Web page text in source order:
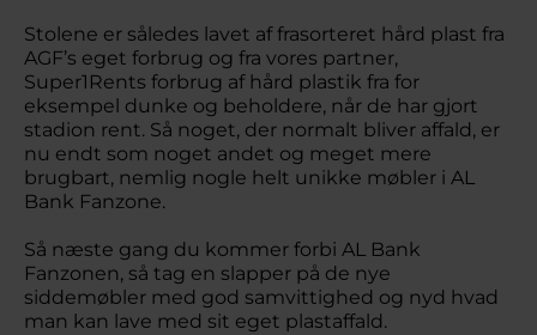
Stolene er således lavet af frasorteret hård plast fra
AGF’s eget forbrug og fra vores partner,
Super1Rents forbrug af hård plastik fra for
eksempel dunke og beholdere, når de har gjort
stadion rent. Så noget, der normalt bliver affald, er
nu endt som noget andet og meget mere
brugbart, nemlig nogle helt unikke møbler i AL
Bank Fanzone.
Så næste gang du kommer forbi AL Bank
Fanzonen, så tag en slapper på de nye
siddemøbler med god samvittighed og nyd hvad
man kan lave med sit eget plastaffald.